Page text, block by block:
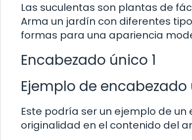
Las suculentas son plantas de
Arma un jardín con diferentes
formas para una apariencia
Encabezado único 1
Ejemplo de
Este podría ser un ejemplo de
originalidad en el contenido del